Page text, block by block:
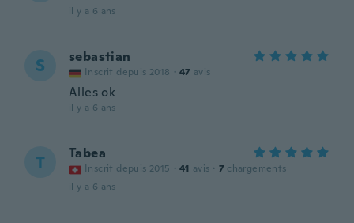
il y a 6 ans
S sebastian
Inscrit depuis 2018 · 47 avis
Alles ok
il y a 6 ans
T Tabea
Inscrit depuis 2015 · 41 avis · 7 chargements
il y a 6 ans